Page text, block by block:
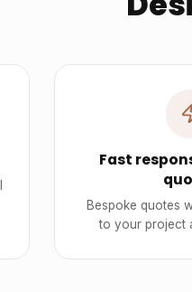
Fast
Bespoke quotes
to your project